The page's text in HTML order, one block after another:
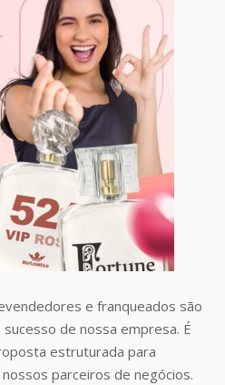
e franqueados são
de nossa empresa. É
estruturada para
parceiros de negócios.